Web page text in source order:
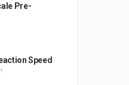
Pre-
Speed